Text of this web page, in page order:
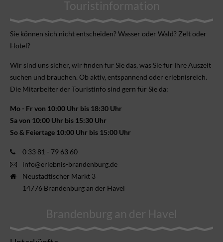
Touristinformation
Sie können sich nicht ent­scheiden? Wasser oder Wald? Zelt oder
Hotel?
Wir sind uns sicher, wir finden für Sie das, was Sie für Ihre Aus­zeit
suchen und brauchen. Ob aktiv, ent­spannend oder erlebnis­reich.
Die Mitarbeiter der Touristinfo sind gern für Sie da:
Mo - Fr von 10:00 Uhr bis 18:30 Uhr
Sa von 10:00 Uhr bis 15:30 Uhr
So & Feiertage 10:00 Uhr bis 15:00 Uhr
0 33 81 - 79 63 60
info@erlebnis-brandenburg.de
Neustädtischer Markt 3
14776 Brandenburg an der Havel
Brandenburg an der Havel